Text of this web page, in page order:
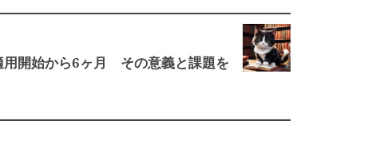
用開始から6ヶ月 その意義と課題を